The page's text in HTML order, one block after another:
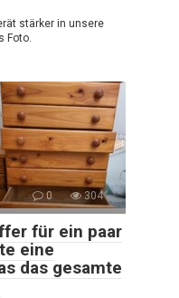
stärker in unsere
Foto.
0 304
für ein paar
eine
das gesamte